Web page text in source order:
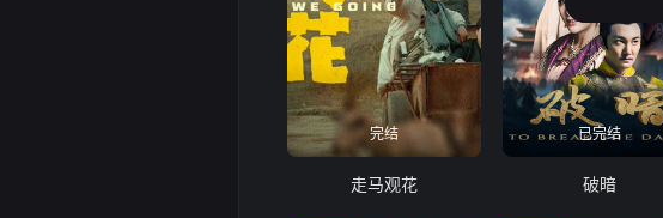
完结
走马观花
已完结
破暗